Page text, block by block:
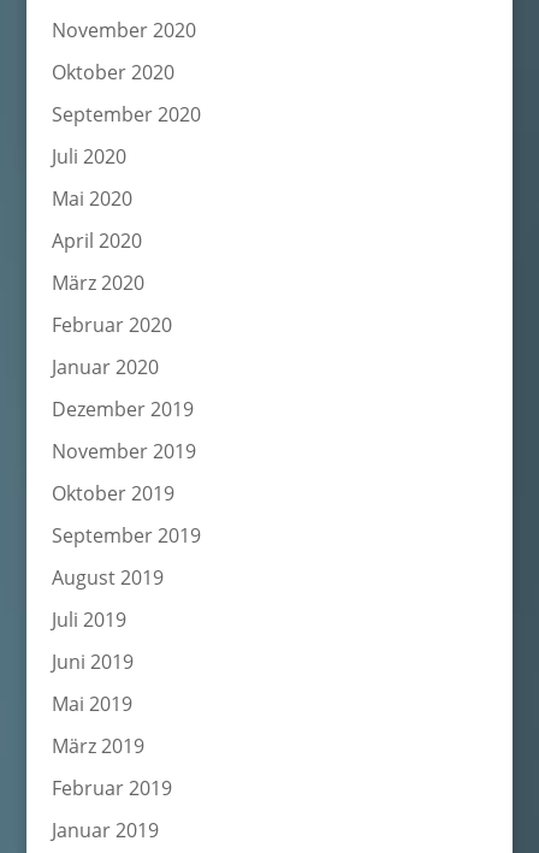
November 2020
Oktober 2020
September 2020
Juli 2020
Mai 2020
April 2020
März 2020
Februar 2020
Januar 2020
Dezember 2019
November 2019
Oktober 2019
September 2019
August 2019
Juli 2019
Juni 2019
Mai 2019
März 2019
Februar 2019
Januar 2019